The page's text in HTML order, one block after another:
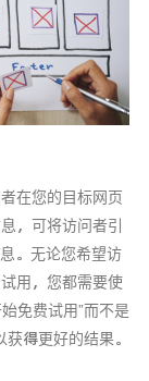
在您的目标网页
，可将访问者引
。无论您希望访
用，您都需要使
免费试用”而不是
得更好的结果。